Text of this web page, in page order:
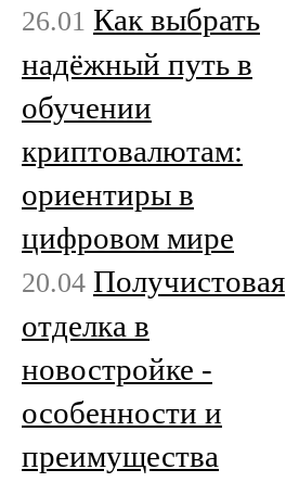
26.01 Как выбрать
надёжный путь в
обучении
криптовалютам:
ориентиры в
цифровом мире
20.04 Получистовая
отделка в
новостройке -
особенности и
преимущества